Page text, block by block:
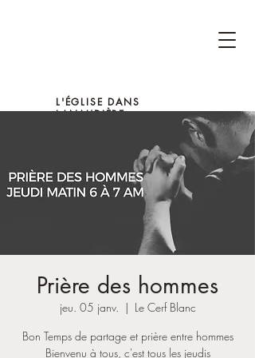
L'ÉGLISE DANS
LANAUDIÈRE
Prière des hommes
jeu. 05 janv.
  |
Le Cerf Blanc
Bon Temps de partage et prière entre hommes
Bienvenu à tous, c'est tous les jeudis